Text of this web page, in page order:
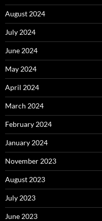
August 2024
July 2024
June 2024
May 2024
April 2024
March 2024
February 2024
January 2024
November 2023
August 2023
July 2023
June 2023